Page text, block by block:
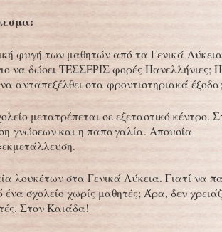
φυγή των μαθητών από τα Γενικά
να δώσει ΤΕΣΣΕΡΙΣ φορές Πανελλήνιες;
ανταπεξέλθει στα φροντιστηριακά έξοδα;
μετατρέπεται σε εξεταστικό κέντρο.
γνώσεων και η παπαγαλία. Απουσία
λουκέτων στα Γενικά Λύκεια. Γιατί να
ένα σχολείο χωρίς μαθητές; Άρα, δεν
Στον Καιάδα!